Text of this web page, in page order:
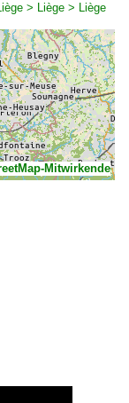
> Liège > Liège
Mitwirkende